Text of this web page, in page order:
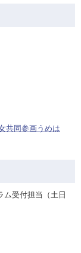
共同参画うめは
受付担当（土日